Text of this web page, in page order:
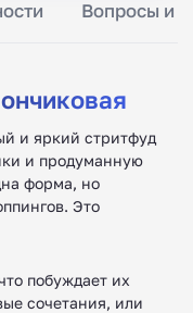
Вопросы и
и яркий стритфуд
и продуманную
форма, но
Это
побуждает их
сочетания, или